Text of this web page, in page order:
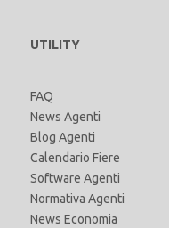
UTILITY
FAQ
News Agenti
Blog Agenti
Calendario Fiere
Software Agenti
Normativa Agenti
News Economia